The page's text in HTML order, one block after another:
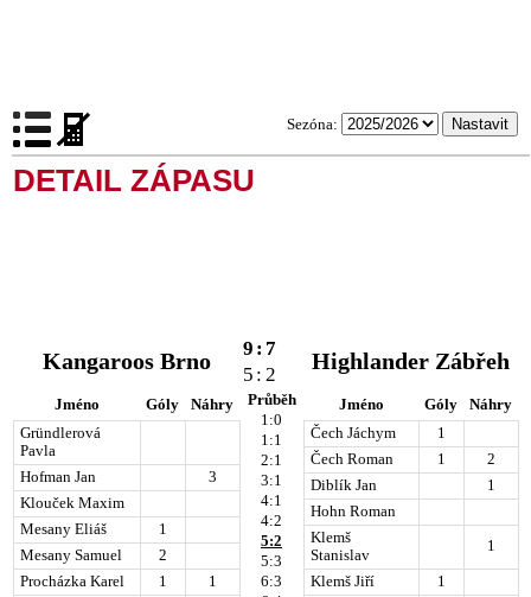
Sezóna:
DETAIL ZÁPASU
Kangaroos Brno 9 : 7
5 : 2
Highlander Zábřeh
Jméno Góly
Náhry
Gründlerová
Pavla
Hofman Jan
3
Klouček Maxim
Mesany Eliáš
1
Mesany Samuel
2
Procházka Karel
1
1
Průběh
1:0
1:1
2:1
3:1
4:1
4:2
5:2
5:3
6:3
Jméno Góly
Náhry
Čech Jáchym
1
Čech Roman
1
2
Diblík Jan
1
Hohn Roman
Klemš
Stanislav
1
Klemš Jiří
1